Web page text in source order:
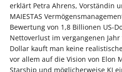
erklärt Petra Ahrens, Vorständin
MAIESTAS
Bewertung von 1,8 Billionen US-
Nettoverlust im vergangenen
Dollar kauft man keine
vor allem auf die Vision von Elon
Starship und möglicherweise KI